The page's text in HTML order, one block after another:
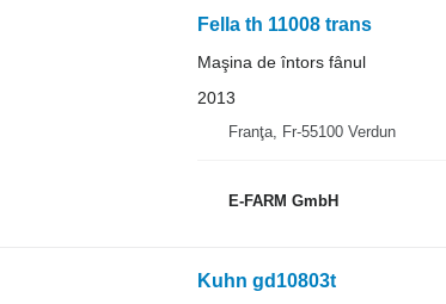
Fella th 11008 trans
Maşina de întors fânul
2013
Franţa, Fr-55100 Verdun
E-FARM GmbH
Kuhn gd10803t